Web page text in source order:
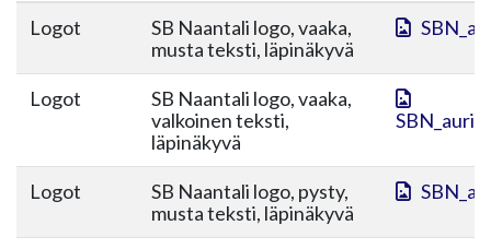
Logot
SB Naantali logo, vaaka,
musta teksti, läpinäkyvä
Logot
SB Naantali logo, vaaka,
valkoinen teksti,
läpinäkyvä
Logot
SB Naantali logo, pysty,
musta teksti, läpinäkyvä